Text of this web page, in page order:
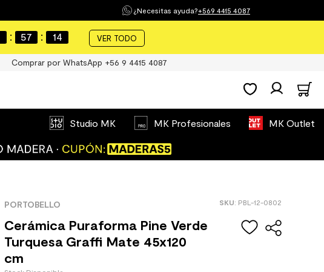
¿Necesitas ayuda?+569 4415 4087
: 57 : 14 VER TODO
Comprar por WhatsApp +56 9 4415 4087
Studio MK MK Profesionales MK Outlet
PORTOBELLO : PBL-12-0802
Cerámica Puraforma Pine Verde
Turquesa Graffi Mate 45x120
cm